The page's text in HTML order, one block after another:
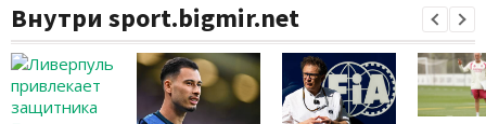
Внутри sport.bigmir.net